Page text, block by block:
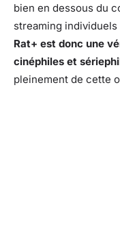
bien en dessous du
streaming
Rat+ est donc une
cinéphiles et
pleinement de cette